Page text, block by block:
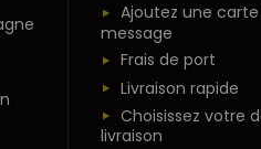
Ajoutez une carte
message
Frais de port
Livraison rapide
Choisissez votre
livraison